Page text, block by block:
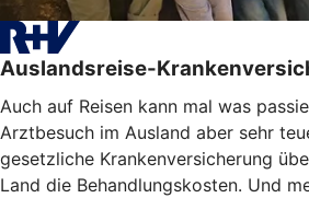
Auslandsreise-
Auch auf Reisen kann mal was
Arztbesuch im Ausland aber sehr
gesetzliche Krankenversicherung
Land die Behandlungskosten. Und